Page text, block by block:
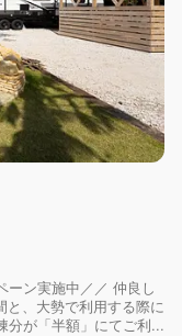
ーン実施中／／ 仲良し
、大勢で利用する際に
分が「半額」にてご利...